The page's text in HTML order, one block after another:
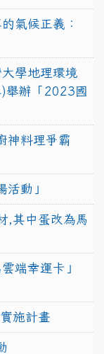
氣候正義：
學地理環境
舉辦「2023國
神料理爭霸
動」
,其中蛋改為馬
端幸運卡」
施計畫